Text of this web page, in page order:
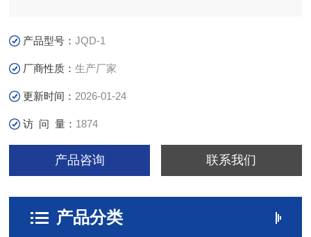
材的力学性能，做门窗角隅部位的断裂强度试验，可检测试件
的破坏载荷和弯曲应力。
产品型号：JQD-1
厂商性质：生产厂家
更新时间： 2026-01-24
访 问 量： 1874
产品咨询 联系我们
产品分类